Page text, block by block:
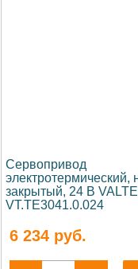
Сервопривод
электротермический,
закрытый, 24 В
VT.TE3041.0.024
6 234руб.